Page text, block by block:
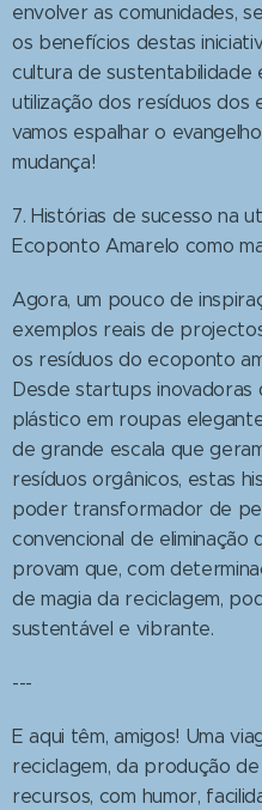
envolver as comunidades,
os benefícios destas
cultura de sustentabilidade
utilização dos resíduos dos
vamos espalhar o
mudança!
7. Histórias de sucesso na
Ecoponto Amarelo como
Agora, um pouco de
exemplos reais de
os resíduos do ecoponto
Desde startups
plástico em roupas
de grande escala que
resíduos orgânicos, estas
poder transformador de
convencional de eliminação
provam que, com
de magia da reciclagem,
sustentável e vibrante.
---
E aqui têm, amigos! Uma
reciclagem, da produção
recursos, com humor,